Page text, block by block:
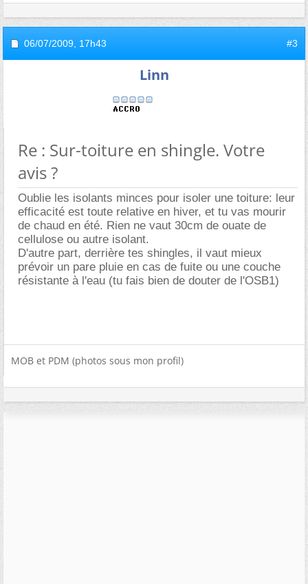
06/07/2009, 17h43 #3
Linn
Re : Sur-toiture en shingle. Votre
avis ?
Oublie les isolants minces pour isoler une toiture: leur
efficacité est toute relative en hiver, et tu vas mourir
de chaud en été. Rien ne vaut 30cm de ouate de
cellulose ou autre isolant.
D'autre part, derrière tes shingles, il vaut mieux
prévoir un pare pluie en cas de fuite ou une couche
résistante à l'eau (tu fais bien de douter de l'OSB1)
MOB et PDM (photos sous mon profil)